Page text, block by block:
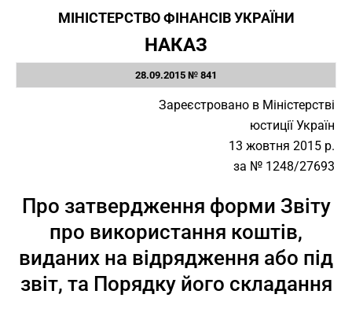
МІНІСТЕРСТВО ФІНАНСІВ УКРАЇНИ
НАКАЗ
28.09.2015 № 841
Зареєстровано в Міністерстві
юстиції Україн
13 жовтня 2015 р.
за № 1248/27693
Про затвердження форми Звіту
про використання коштів,
виданих на відрядження або під
звіт, та Порядку його складання